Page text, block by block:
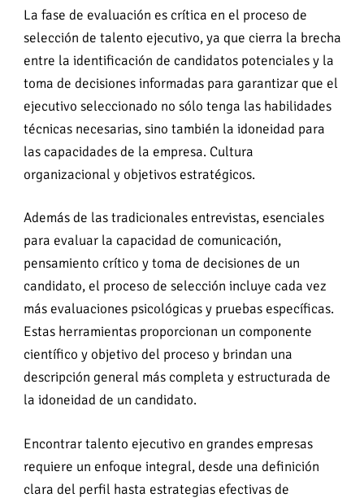
La fase de evaluación es crítica en el proceso de
selección de talento ejecutivo, ya que cierra la brecha
entre la identificación de candidatos potenciales y la
toma de decisiones informadas para garantizar que el
ejecutivo seleccionado no sólo tenga las habilidades
técnicas necesarias, sino también la idoneidad para
las capacidades de la empresa. Cultura
organizacional y objetivos estratégicos.
Además de las tradicionales entrevistas, esenciales
para evaluar la capacidad de comunicación,
pensamiento crítico y toma de decisiones de un
candidato, el proceso de selección incluye cada vez
más evaluaciones psicológicas y pruebas específicas.
Estas herramientas proporcionan un componente
científico y objetivo del proceso y brindan una
descripción general más completa y estructurada de
la idoneidad de un candidato.
Encontrar talento ejecutivo en grandes empresas
requiere un enfoque integral, desde una definición
clara del perfil hasta estrategias efectivas de